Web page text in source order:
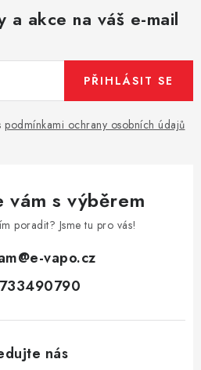
a akce na váš e-mail
podmínkami ochrany osobních údajů
PŘIHLÁSIT SE
vám s výběrem
poradit? Jsme tu pro vás!
@e-vapo.cz
733490790